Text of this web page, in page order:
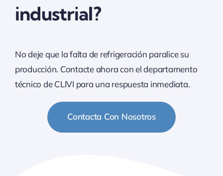
industrial?
No deje que la falta de refrigeración paralice su
producción. Contacte ahora con el departamento
técnico de CLIVI para una respuesta inmediata.
Contacta Con Nosotros